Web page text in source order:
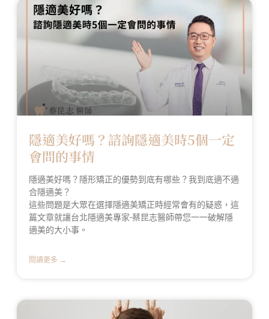
隱適美好嗎？諮詢隱適美時5個一定
會問的事情
隱適美好嗎？隱形矯正的優勢到底有哪些？我到底適不適
合隱適美？
這些問題是大眾在選擇隱適美矯正時經常會有的疑惑，這
篇文章就讓台北隱適美專家-蔡昆志醫師帶您一一破解隱
適美的大小事。
閱讀更多 →